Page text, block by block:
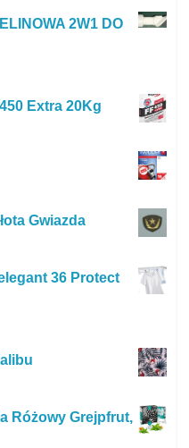
2W1 DO
Extra 20Kg
Gwiazda
36 Protect
Różowy Grejpfrut,